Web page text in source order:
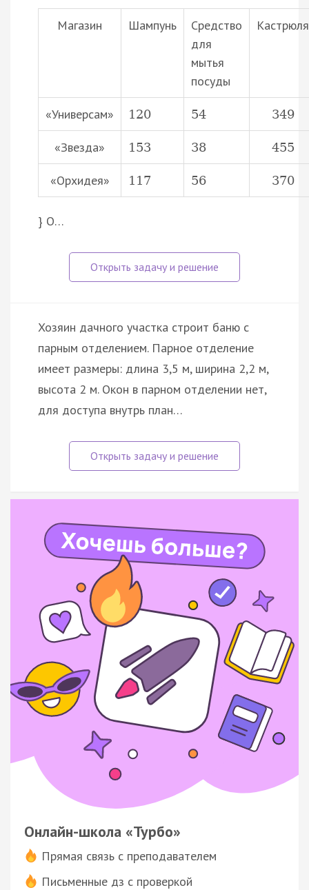
Магазин Шампунь
Средство
для
мытья
посуды
Кастрюля
«Универсам» 120 54 349
«Звезда» 153 38 455
«Орхидея» 117 56 370
} О…
Хозяин дачного участка строит баню с
парным отделением. Парное отделение
имеет размеры: длина 3,5 м, ширина 2,2 м,
высота 2 м. Окон в парном отделении нет,
для доступа внутрь план…
Онлайн-школа «Турбо»
Прямая связь с преподавателем
Письменные дз с проверкой